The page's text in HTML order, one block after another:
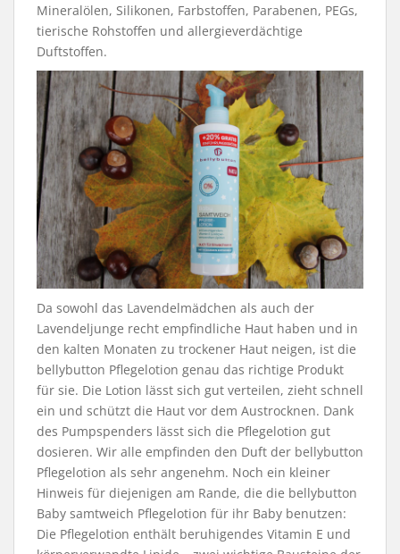
Mineralölen, Silikonen, Farbstoffen, Parabenen, PEGs,
tierische Rohstoffen und allergieverdächtige
Duftstoffen.
Da sowohl das Lavendelmädchen als auch der
Lavendeljunge recht empfindliche Haut haben und in
den kalten Monaten zu trockener Haut neigen, ist die
bellybutton Pflegelotion genau das richtige Produkt
für sie. Die Lotion lässt sich gut verteilen, zieht schnell
ein und schützt die Haut vor dem Austrocknen. Dank
des Pumpspenders lässt sich die Pflegelotion gut
dosieren. Wir alle empfinden den Duft der bellybutton
Pflegelotion als sehr angenehm. Noch ein kleiner
Hinweis für diejenigen am Rande, die die bellybutton
Baby samtweich Pflegelotion für ihr Baby benutzen:
Die Pflegelotion enthält beruhigendes Vitamin E und